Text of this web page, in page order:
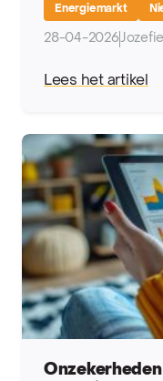
Energiemarkt
28-04-2026
Lees het artikel